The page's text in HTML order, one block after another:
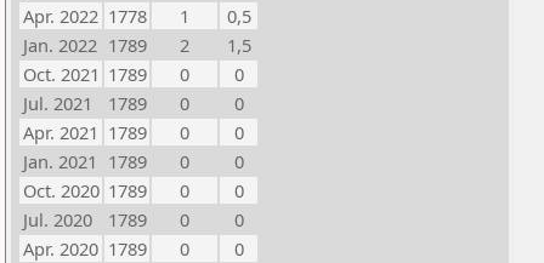
Apr. 2022 1778 1
0,5
Jan. 2022 1789 2
1,5
Oct. 2021 1789 0
0
Jul. 2021
1789 0
0
Apr. 2021 1789 0
0
Jan. 2021 1789 0
0
Oct. 2020 1789 0
0
Jul. 2020
1789 0
0
Apr. 2020 1789 0
0